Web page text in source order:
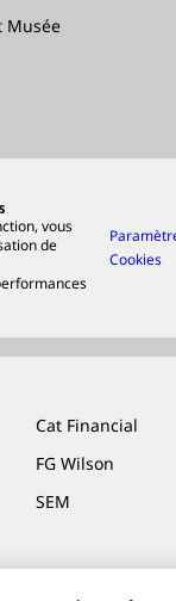
Musée
vous
de
Cookies
Cat Financial
FG Wilson
SEM